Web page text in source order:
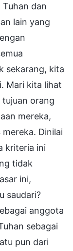
dan
lain yang
sekarang, kita
Mari kita lihat
orang
mereka,
Dinilai
kriteria ini
tidak
ini,
saudari?
anggota
sebagai
pun dari